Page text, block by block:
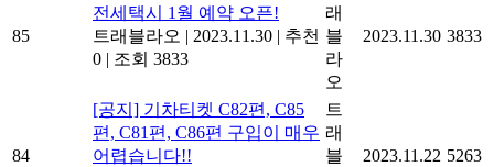
85
전세택시 1월 예약 오픈!
트래블라오 | 2023.11.30 | 추천
0 | 조회 3833
래
블
라
오
2023.11.30 3833
84
[공지] 기차티켓 C82편, C85
편, C81편, C86편 구입이 매우
어렵습니다!!
트
래
블
2023.11.22 5263